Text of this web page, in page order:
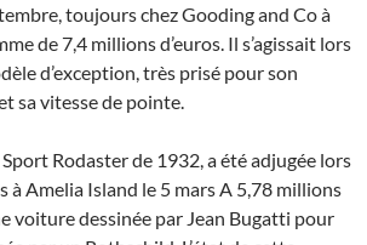
toujours chez Gooding and Co à
de 7,4 millions d’euros. Il s’agissait lors
d’exception, très prisé pour son
sa vitesse de pointe.
Rodaster de 1932, a été adjugée lors
à Amelia Island le 5 mars A 5,78 millions
voiture dessinée par Jean Bugatti pour